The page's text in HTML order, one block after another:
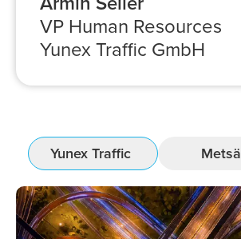
VP Human Resources
Yunex Traffic GmbH
Yunex Traffic Metsä